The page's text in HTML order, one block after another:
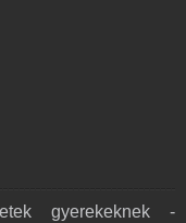
gyerekeknek -